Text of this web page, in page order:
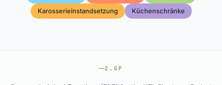
Karosserieinstandsetzung
Küchenschränke
2.GP